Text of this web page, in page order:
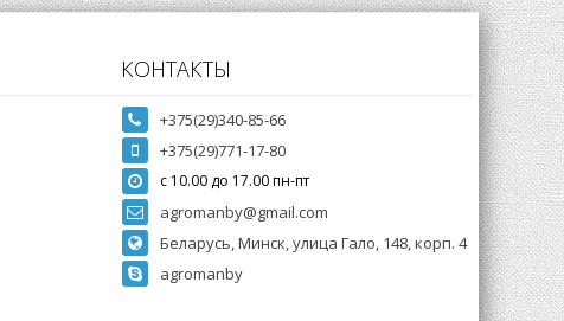
КОНТАКТЫ
+375(29)340-85-66
+375(29)771-17-80
с 10.00 до 17.00 пн-пт
agromanby@gmail.com
Беларусь, Минск, улица Гало, 148, корп. 4
agromanby